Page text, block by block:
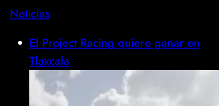
Noticias
El Project Racing quiere ganar en
Tlaxcala